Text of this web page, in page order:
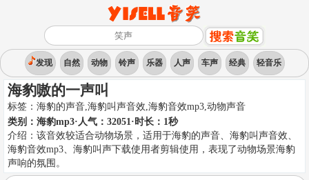
发现 自然 动物 铃声 乐器 人声 车声 经典 轻音乐
海豹嗷的一声叫
标签： 海豹的声音,海豹叫声音效,海豹音效mp3,动物声音
类别： 海豹mp3·人气：32051·时长： 1秒
介绍： 该音效较适合动物场景，适用于海豹的声音、海豹叫声音效、
海豹音效mp3、海豹叫声下载使用者剪辑使用，表现了动物场景海豹
声响的氛围。